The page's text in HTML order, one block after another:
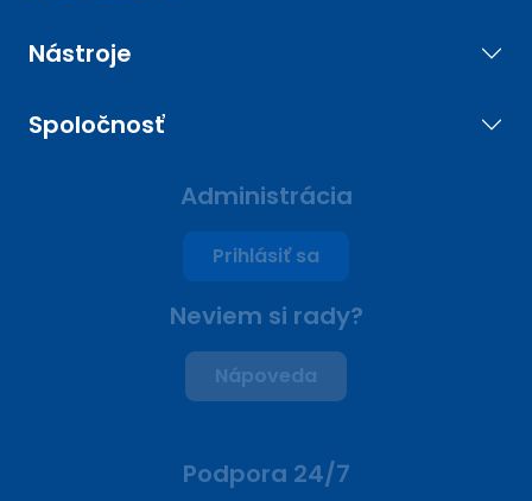
Nástroje
Spoločnosť
Administrácia
Prihlásiť sa
Neviem si rady?
Nápoveda
Podpora 24/7